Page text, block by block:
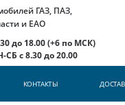
ГАЗ, ПАЗ,
и ЕАО
до 18.00 (+6 по МСК)
с 8.30 до 20.00
КОНТАКТЫ